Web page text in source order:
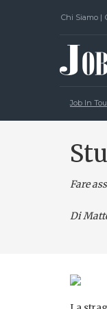
Chi Siamo |
Job In
Fare
Di